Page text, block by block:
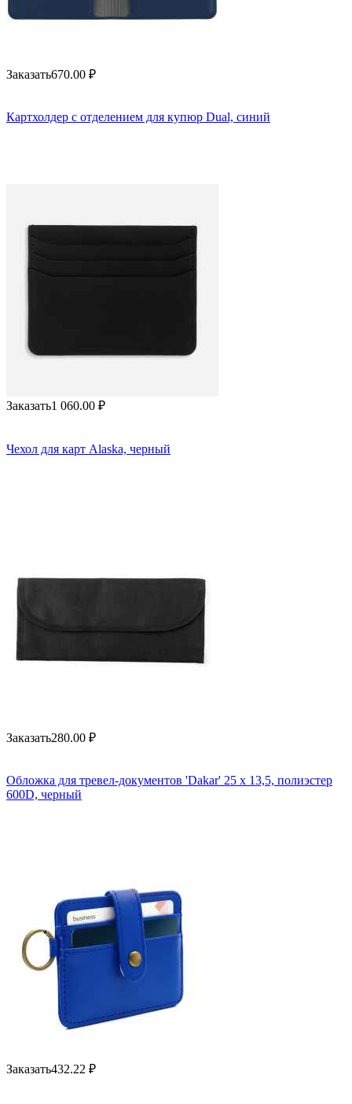
Заказать670.00 ₽
Картхолдер с отделением для купюр Dual, синий
Заказать1 060.00 ₽
Чехол для карт Alaska, черный
Заказать280.00 ₽
Обложка для тревел-документов 'Dakar' 25 x 13,5, полиэстер
600D, черный
Заказать432.22 ₽